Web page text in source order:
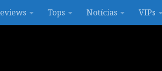
Tops Notícias VIPs